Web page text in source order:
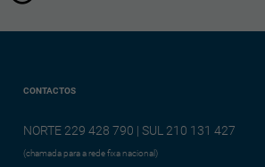
CONTACTOS
NORTE 229 428 790 | SUL 210 131 427
(chamada para a rede fixa nacional)